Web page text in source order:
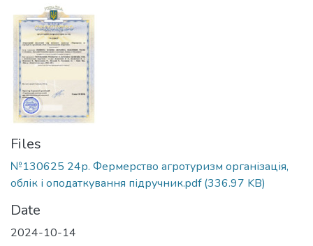
Files
№130625 24р. Фермерство агротуризм організація,
облік і оподаткування підручник.pdf(336.97 KB)
Date
2024-10-14